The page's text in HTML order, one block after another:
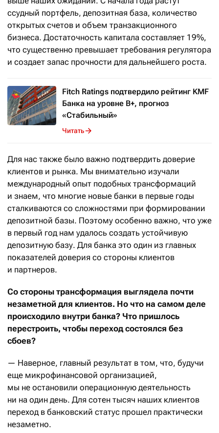
ссудный портфель, депозитная база, количество
открытых счетов и объем транзакционного
бизнеса. Достаточность капитала составляет 19%,
что существенно превышает требования регулятора
и создает запас прочности для дальнейшего роста.
Fitch Ratings подтвердило рейтинг KMF
Банка на уровне B+, прогноз
«Стабильный»
Читать
Для нас также было важно подтвердить доверие
клиентов и рынка. Мы внимательно изучали
международный опыт подобных трансформаций
и знаем, что многие новые банки в первые годы
сталкиваются со сложностями при формировании
депозитной базы. Поэтому особенно важно, что уже
в первый год нам удалось создать устойчивую
депозитную базу. Для банка это один из главных
показателей доверия со стороны клиентов
и партнеров.
Со стороны трансформация выглядела почти
незаметной для клиентов. Но что на самом деле
происходило внутри банка? Что пришлось
перестроить, чтобы переход состоялся без
сбоев?
— Наверное, главный результат в том, что, будучи
еще микрофинансовой организацией,
мы не остановили операционную деятельность
ни на один день. Для сотен тысяч наших клиентов
переход в банковский статус прошел практически
незаметно.